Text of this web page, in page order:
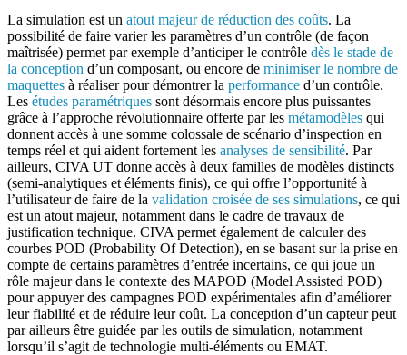
La simulation est un atout majeur de réduction des coûts. La
possibilité de faire varier les paramètres d’un contrôle (de façon
maîtrisée) permet par exemple d’anticiper le contrôle dès le stade de
la conception d’un composant, ou encore de minimiser le nombre de
maquettes à réaliser pour démontrer la performance d’un contrôle.
Les études paramétriques sont désormais encore plus puissantes
grâce à l’approche révolutionnaire offerte par les métamodèles qui
donnent accès à une somme colossale de scénario d’inspection en
temps réel et qui aident fortement les analyses de sensibilité. Par
ailleurs, CIVA UT donne accès à deux familles de modèles distincts
(semi-analytiques et éléments finis), ce qui offre l’opportunité à
l’utilisateur de faire de la validation croisée de ses simulations, ce qui
est un atout majeur, notamment dans le cadre de travaux de
justification technique. CIVA permet également de calculer des
courbes POD (Probability Of Detection), en se basant sur la prise en
compte de certains paramètres d’entrée incertains, ce qui joue un
rôle majeur dans le contexte des MAPOD (Model Assisted POD)
pour appuyer des campagnes POD expérimentales afin d’améliorer
leur fiabilité et de réduire leur coût. La conception d’un capteur peut
par ailleurs être guidée par les outils de simulation, notamment
lorsqu’il s’agit de technologie multi-éléments ou EMAT.